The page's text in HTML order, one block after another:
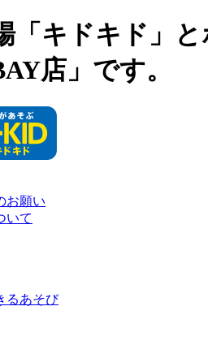
「キドキド」
店」です。
お願い
いて
るあそび